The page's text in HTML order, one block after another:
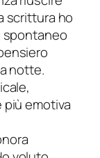
scrittura ho
spontaneo
notte.
emotiva